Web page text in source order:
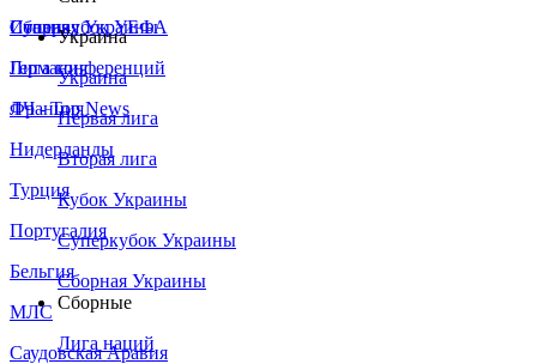
Сборная Украины
Италия
Германия
Франция
Нидерланды
Турция
Португалия
Бельгия
МЛС
Саудовская Аравия
Суперкубок УЕФА
Лига конференций
ЛЧ - Top News
Украина
Украина
Первая лига
Вторая лига
Кубок Украины
Суперкубок Украины
Сборная Украины
Сборные
Лига наций